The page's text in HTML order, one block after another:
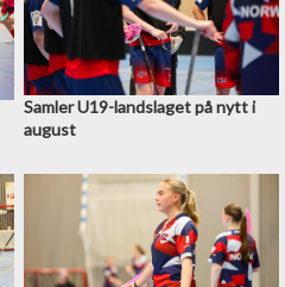
Samler U19-landslaget på nytt i
august